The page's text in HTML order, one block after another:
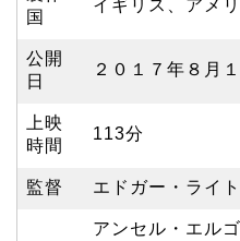
国
イギリス、アメ
公開
日
２０１７年８月
上映
時間
113分
監督 エドガー・ライト
アンセル・エル